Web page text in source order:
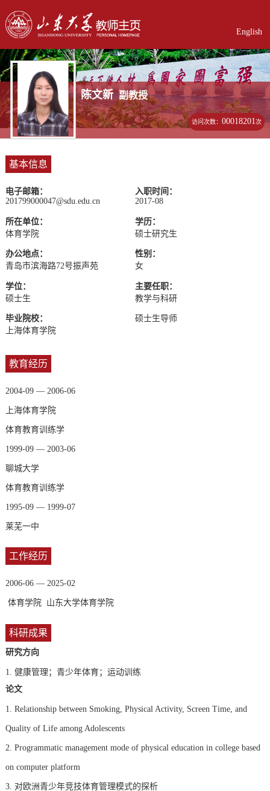
English
陈文新 副教授
访问次数：00018201次
基本信息
电子邮箱：
201799000047@sdu.edu.cn
入职时间：
2017-08
所在单位：
体育学院
学历：
硕士研究生
办公地点：
青岛市滨海路72号振声苑
性别：
女
学位：
硕士生
主要任职：
教学与科研
毕业院校：
上海体育学院
硕士生导师
教育经历
2004-09 — 2006-06
上海体育学院
体育教育训练学
1999-09 — 2003-06
聊城大学
体育教育训练学
1995-09 — 1999-07
莱芜一中
工作经历
2006-06 — 2025-02
体育学院 山东大学体育学院
科研成果
研究方向
1. 健康管理；青少年体育；运动训练
论文
1. Relationship between Smoking, Physical Activity, Screen Time, and
Quality of Life among Adolescents
2. Programmatic management mode of physical education in college based
on computer platform
3. 对欧洲青少年竞技体育管理模式的探析